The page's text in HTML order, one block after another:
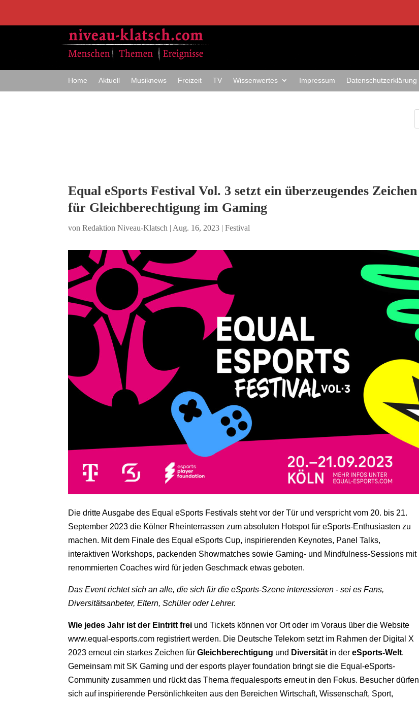
Home Aktuell Musiknews Freizeit TV Wissenwertes Impressum Datenschutzerklärung
Equal eSports Festival Vol. 3 setzt ein überzeugendes Zeichen
für Gleichberechtigung im Gaming
vonRedaktion Niveau-Klatsch | Aug. 16, 2023 |Festival
Die dritte Ausgabe des Equal eSports Festivals steht vor der Tür und verspricht vom 20. bis 21.
September 2023 die Kölner Rheinterrassen zum absoluten Hotspot für eSports-Enthusiasten zu
machen. Mit dem Finale des Equal eSports Cup, inspirierenden Keynotes, Panel Talks,
interaktiven Workshops, packenden Showmatches sowie Gaming- und Mindfulness-Sessions mit
renommierten Coaches wird für jeden Geschmack etwas geboten.
Das Event richtet sich an alle, die sich für die eSports-Szene interessieren - sei es Fans,
Diversitätsanbeter, Eltern, Schüler oder Lehrer.
Wie jedes Jahr ist der Eintritt frei und Tickets können vor Ort oder im Voraus über die Website
www.equal-esports.com registriert werden. Die Deutsche Telekom setzt im Rahmen der Digital X
2023 erneut ein starkes Zeichen fürGleichberechtigung und Diversität in dereSports-Welt.
Gemeinsam mit SK Gaming und der esports player foundation bringt sie die Equal-eSports-
Community zusammen und rückt das Thema #equalesports erneut in den Fokus. Besucher dürfen
sich auf inspirierende Persönlichkeiten aus den Bereichen Wirtschaft, Wissenschaft, Sport,